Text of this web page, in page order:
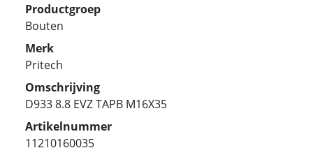
Productgroep
Bouten
Merk
Pritech
Omschrijving
D933 8.8 EVZ TAPB M16X35
Artikelnummer
11210160035